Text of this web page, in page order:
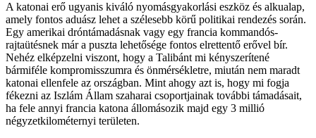
A katonai erő ugyanis kiváló nyomásgyakorlási eszköz és alkualap,
amely fontos aduász lehet a szélesebb körű politikai rendezés során.
Egy amerikai dróntámadásnak vagy egy francia kommandós-
rajtaütésnek már a puszta lehetősége fontos elrettentő erővel bír.
Nehéz elképzelni viszont, hogy a Talibánt mi kényszerítené
bármiféle kompromisszumra és önmérsékletre, miután nem maradt
katonai ellenfele az országban. Mint ahogy azt is, hogy mi fogja
fékezni az Iszlám Állam szaharai csoportjainak további támadásait,
ha fele annyi francia katona állomásozik majd egy 3 millió
négyzetkilométernyi területen.